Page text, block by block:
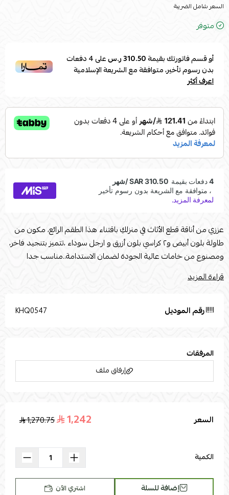
السعر شامل الضريبة
متوفر
أو قسم فاتورتك بقيمة310.50 ر.س على4دفعات
بدون رسوم تأخير، متوافقة مع الشريعة الإسلامية
اعرف أكثر
عززي من أناقة قطع الأثاث في منزلكِ باقتناء هذا الطقم الرائع، مكون من
طاولة بلون أبيض و٢ كراسي بلون أزرق و ارجل سوداء ،تتميز بتنجيد فاخر،
ومصنوع من خامات عالية الجودة لضمان الاستدامة..مناسب جدا
قراءة المزيد
رقم الموديل KHQ0547
المرفقات
إرفاق ملف
اسحب و افلت الملف هنا
السعر 1,242
1,270.75
الكمية
إضافة للسلة اشتري الآن